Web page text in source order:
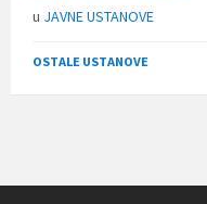
u JAVNE USTANOVE
OSTALE USTANOVE